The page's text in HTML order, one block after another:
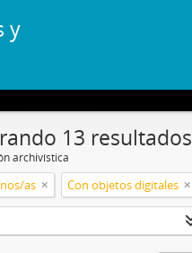
y
13 resultados
archivística
as Con objetos digitales